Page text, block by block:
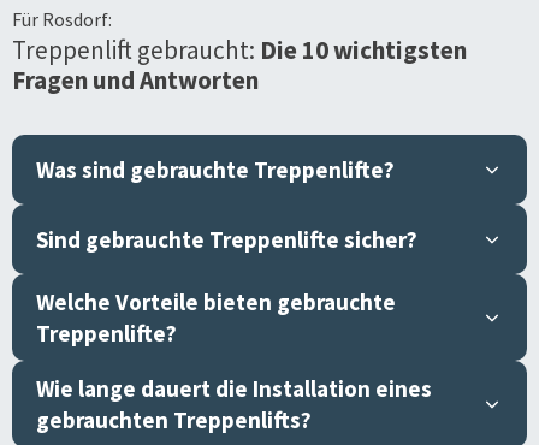
Für Rosdorf:
Treppenlift gebraucht: Die 10 wichtigsten
Fragen und Antworten
Was sind gebrauchte Treppenlifte?
Sind gebrauchte Treppenlifte sicher?
Welche Vorteile bieten gebrauchte
Treppenlifte?
Wie lange dauert die Installation eines
gebrauchten Treppenlifts?